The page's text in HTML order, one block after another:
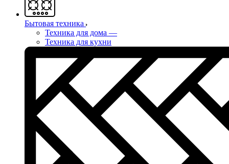
Бытовая техника
Техника для дома —
Техника для кухни